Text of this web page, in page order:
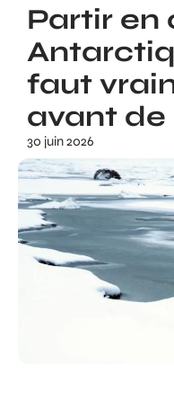
Partir en
faut
avant de
30 juin 2026